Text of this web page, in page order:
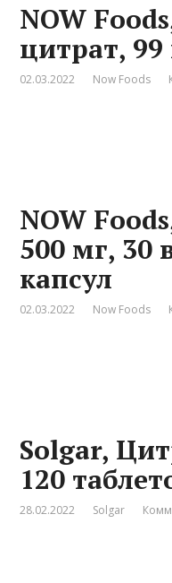
NOW
цитрат, 99
02.03.2022 Now Foods
NOW
500 мг, 30
капсул
02.03.2022 Now Foods
Solgar,
120
28.02.2022 Solgar